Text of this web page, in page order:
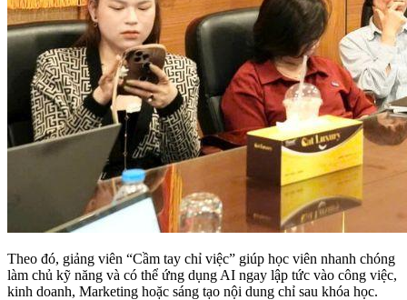
Theo đó, giảng viên “Cầm tay chỉ việc” giúp học viên nhanh chóng
làm chủ kỹ năng và có thể ứng dụng AI ngay lập tức vào công việc,
kinh doanh, Marketing hoặc sáng tạo nội dung chỉ sau khóa học.